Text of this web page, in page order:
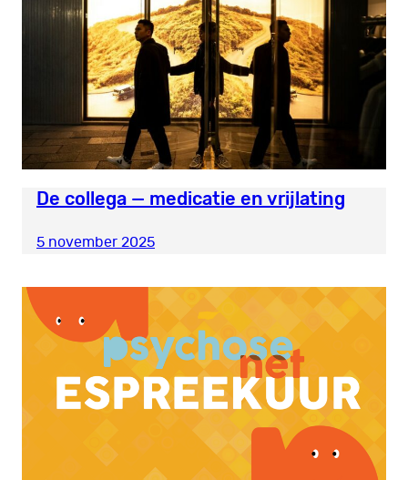
De collega — medicatie en vrijlating
5 november 2025